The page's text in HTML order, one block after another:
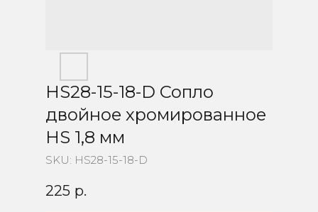
HS28-15-18-D Сопло
двойное хромированное
HS 1,8 мм
SKU: HS28-15-18-D
225 р.